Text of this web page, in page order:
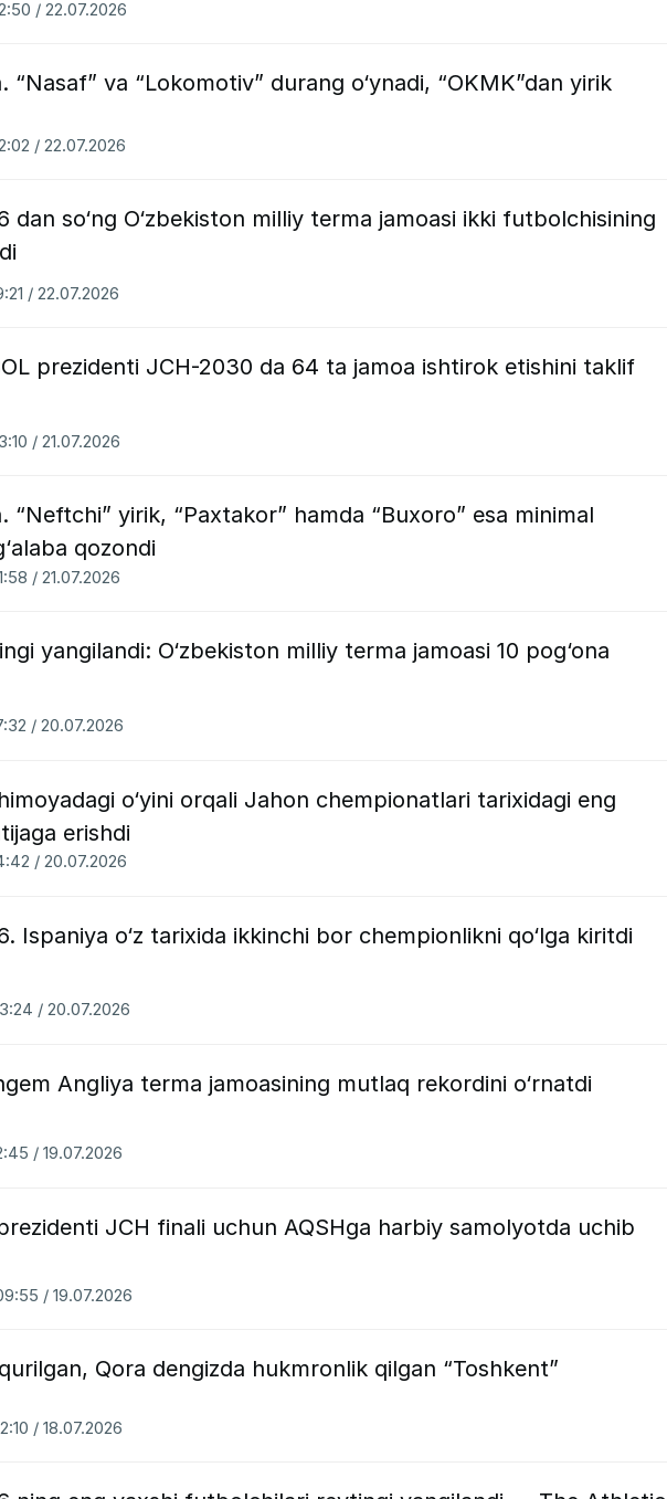
/ 22.07.2026
“Nasaf” va “Lokomotiv” durang o‘ynadi, “OKMK”dan yirik
/ 22.07.2026
dan so‘ng O‘zbekiston milliy terma jamoasi ikki futbolchisining
/ 22.07.2026
prezidenti JCH-2030 da 64 ta jamoa ishtirok etishini taklif
/ 21.07.2026
“Neftchi” yirik, “Paxtakor” hamda “Buxoro” esa minimal
qozondi
/ 21.07.2026
yangilandi: O‘zbekiston milliy terma jamoasi 10 pog‘ona
/ 20.07.2026
o‘yini orqali Jahon chempionatlari tarixidagi eng
erishdi
/ 20.07.2026
Ispaniya o‘z tarixida ikkinchi bor chempionlikni qo‘lga kiritdi
/ 20.07.2026
Angliya terma jamoasining mutlaq rekordini o‘rnatdi
/ 19.07.2026
JCH finali uchun AQSHga harbiy samolyotda uchib
/ 19.07.2026
Qora dengizda hukmronlik qilgan “Toshkent”
/ 18.07.2026